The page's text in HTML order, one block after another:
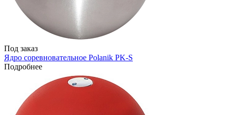
Под заказ
Ядро соревновательное Polanik PK-S
Подробнее